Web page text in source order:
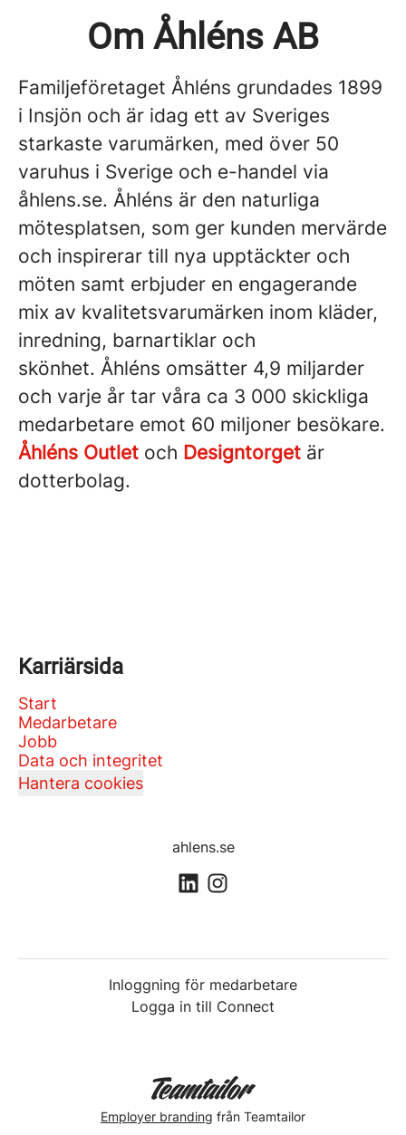
Om Åhléns AB
Familjeföretaget Åhléns grundades 1899
i Insjön och är idag ett av Sveriges
starkaste varumärken, med över 50
varuhus i Sverige och e-handel via
åhlens.se. Åhléns är den naturliga
mötesplatsen, som ger kunden mervärde
och inspirerar till nya upptäckter och
möten samt erbjuder en engagerande
mix av kvalitetsvarumärken inom kläder,
inredning, barnartiklar och
skönhet. Åhléns omsätter 4,9 miljarder
och varje år tar våra ca 3 000 skickliga
medarbetare emot 60 miljoner besökare.
Åhléns Outlet och Designtorget är
dotterbolag.
Karriärsida
Start
Medarbetare
Jobb
Data och integritet
Hantera cookies
ahlens.se
Inloggning för medarbetare
Logga in till Connect
Employer branding från Teamtailor